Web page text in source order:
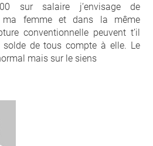
sur salaire j’envisage de
ma femme et dans la même
conventionnelle peuvent t’il
de tous compte à elle. Le
mais sur le siens